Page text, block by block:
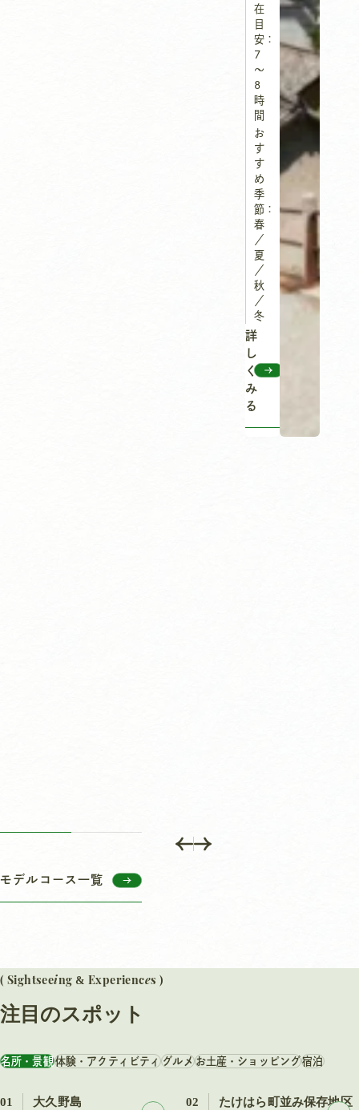
在
目
安：
7
～
8
時
間
お
す
す
め
季
節：
春
／
夏
／
秋
／
冬
詳
し
く
み
る
モデルコース一覧
( Sightseeing & Experiences )
注目のスポット
名所・景観体験・アクティビティグルメお土産・ショッピング宿泊
01 大久野島 02
たけはら町並み保存地区